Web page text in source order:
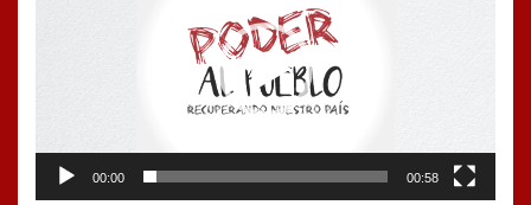
00:00 00:58